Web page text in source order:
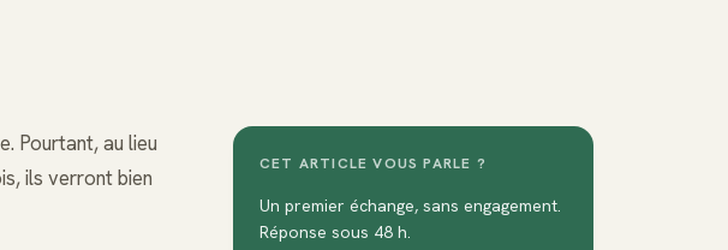
Pourtant, au lieu
ils verront bien
CET ARTICLE VOUS PARLE ?
Un premier échange, sans engagement.
Réponse sous 48 h.